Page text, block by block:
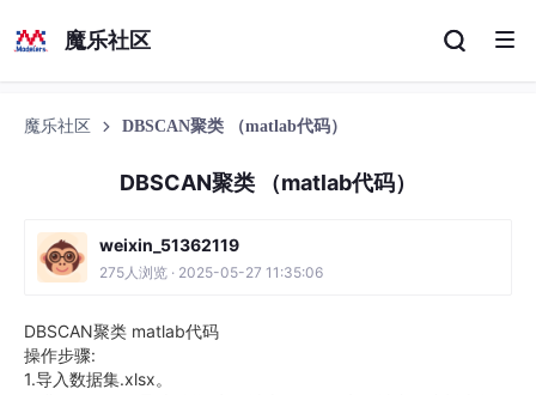
魔乐社区
魔乐社区 DBSCAN聚类 （matlab代码）
DBSCAN聚类 （matlab代码）
weixin_51362119
275人浏览 · 2025-05-27 11:35:06
DBSCAN聚类 matlab代码
操作步骤:
1.导入数据集.xlsx。